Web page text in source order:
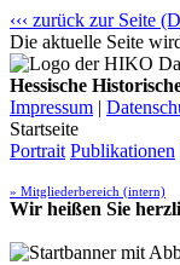
‹‹‹ zurück zur Seite
Die aktuelle Seite
Hessische
Impressum |
Startseite
Portrait Publikationen
» Mitgliederbereich (intern)
Wir heißen Sie